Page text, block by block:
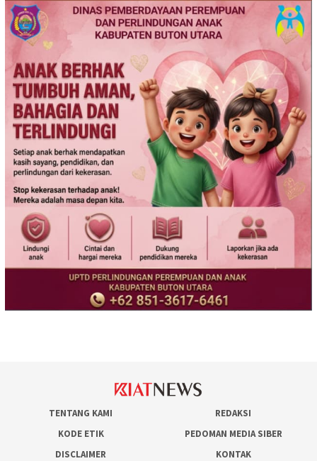
TENTANG KAMI
REDAKSI
KODE ETIK
PEDOMAN MEDIA SIBER
DISCLAIMER
KONTAK